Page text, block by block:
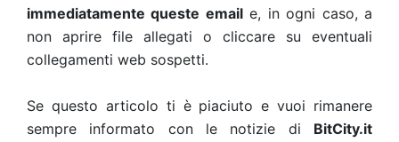
immediatamente queste emaile, in ogni caso, a
non aprire file allegati o cliccare su eventuali
collegamenti web sospetti.
Se questo articolo ti è piaciuto e vuoi rimanere
sempre informato con le notizie di BitCity.it